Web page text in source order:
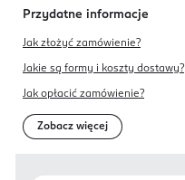
Przydatne informacje
Jak złożyć zamówienie?
Jakie są formy i koszty dostawy?
Jak opłacić zamówienie?
Zobacz więcej